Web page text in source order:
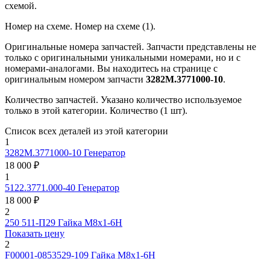
схемой.
Номер на схеме. Номер на схеме (1).
Оригинальные номера запчастей. Запчасти представлены не
только с оригинальными уникальными номерами, но и с
номерами-аналогами. Вы находитесь на странице с
оригинальным номером запчасти 3282М.3771000-10.
Количество запчастей. Указано количество используемое
только в этой категории. Количество (1 шт).
Список всех деталей из этой категории
1
3282М.3771000-10 Генератор
18 000 ₽
1
5122.3771.000-40 Генератор
18 000 ₽
2
250 511-П29 Гайка М8х1-6H
Показать цену
2
F00001-0853529-109 Гайка М8х1-6H